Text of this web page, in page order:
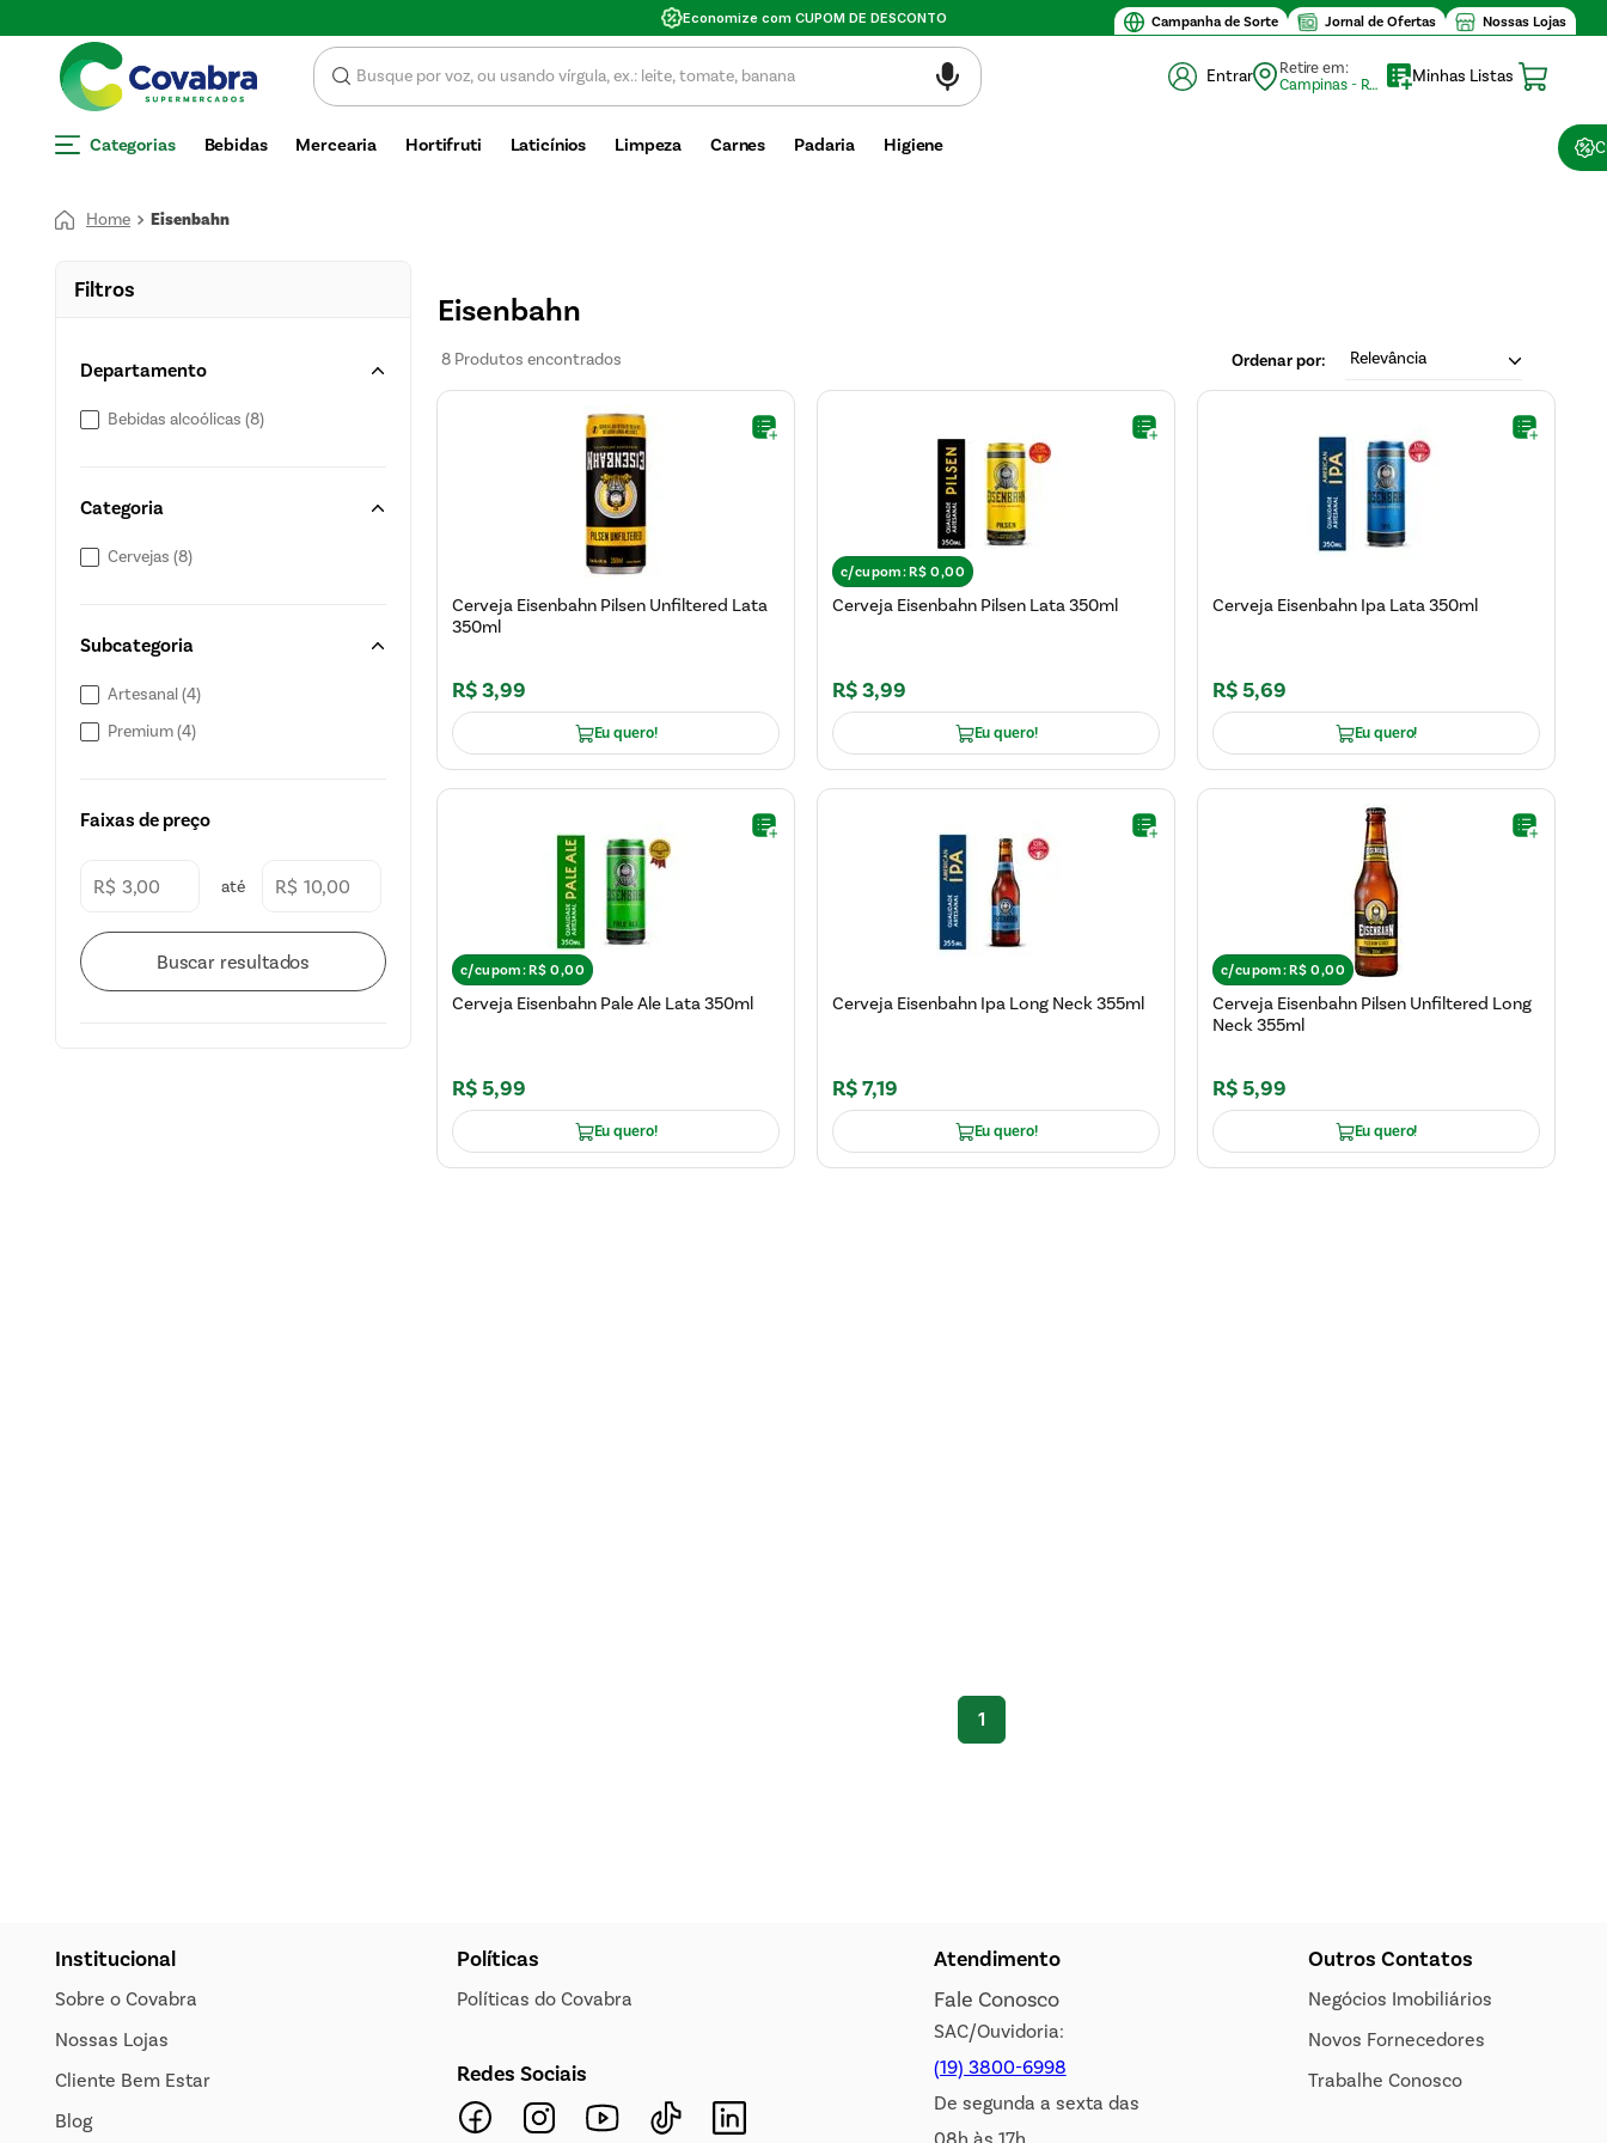
Campanha de Sorte Jornal de Ofertas Nossas Lojas
Economize com CUPOM DE DESCONTO
Entrar
Retire em:
Campinas - Retirada (10)
Minhas Listas
Categorias Bebidas Mercearia Hortifruti Laticínios Limpeza Carnes Padaria Higiene
Eisenbahn
Filtros
Departamento
Bebidas alcoólicas (8)
Categoria
Cervejas (8)
Subcategoria
Artesanal (4)
Premium (4)
Faixas de preço
R$ R$
Eisenbahn
8 Produtos Relevância
Cerveja Eisenbahn Pilsen Unfiltered Lata
350ml
R$3,99
Eu quero!
c/cupom:R$ 0,00
Cerveja Eisenbahn Pilsen Lata 350ml
R$3,99
Eu quero!
Cerveja Eisenbahn Ipa Lata 350ml
R$5,69
Eu quero!
c/cupom:R$ 0,00
Cerveja Eisenbahn Pale Ale Lata 350ml
R$5,99
Eu quero!
Cerveja Eisenbahn Ipa Long Neck 355ml
R$7,19
Eu quero!
c/cupom:R$ 0,00
Cerveja Eisenbahn Pilsen Unfiltered Long
Neck 355ml
R$5,99
Eu quero!
1
Institucional
Sobre o Covabra
Nossas Lojas
Cliente Bem Estar
Blog
Políticas
Políticas do Covabra
Redes Sociais
Atendimento
Fale Conosco
SAC/Ouvidoria:
(19) 3800-6998
De segunda a sexta das
Outros Contatos
Negócios Imobiliários
Novos Fornecedores
Trabalhe Conosco